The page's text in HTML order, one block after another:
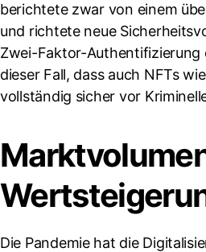
berichtete zwar von einem
und richtete neue
Zwei-Faktor-Authentifizierung
dieser Fall, dass auch NFTs
vollständig sicher vor
Die Pandemie hat die